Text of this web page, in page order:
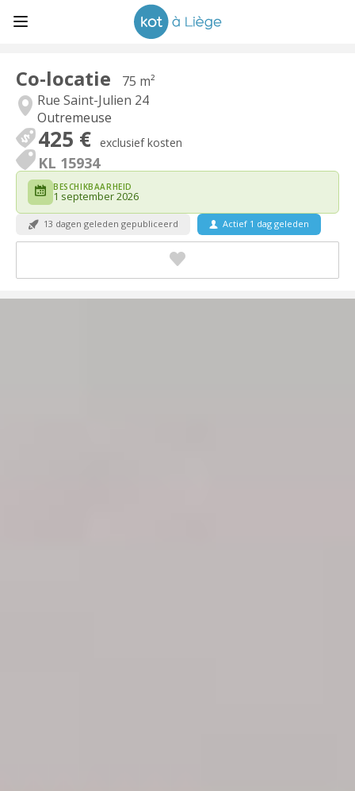
Co-locatie
75 m²
Rue Saint-Julien 24
Outremeuse
425 € exclusief kosten
KL 15934
BESCHIKBAARHEID
1 september 2026
13 dagen geleden gepubliceerd Actief 1 dag geleden